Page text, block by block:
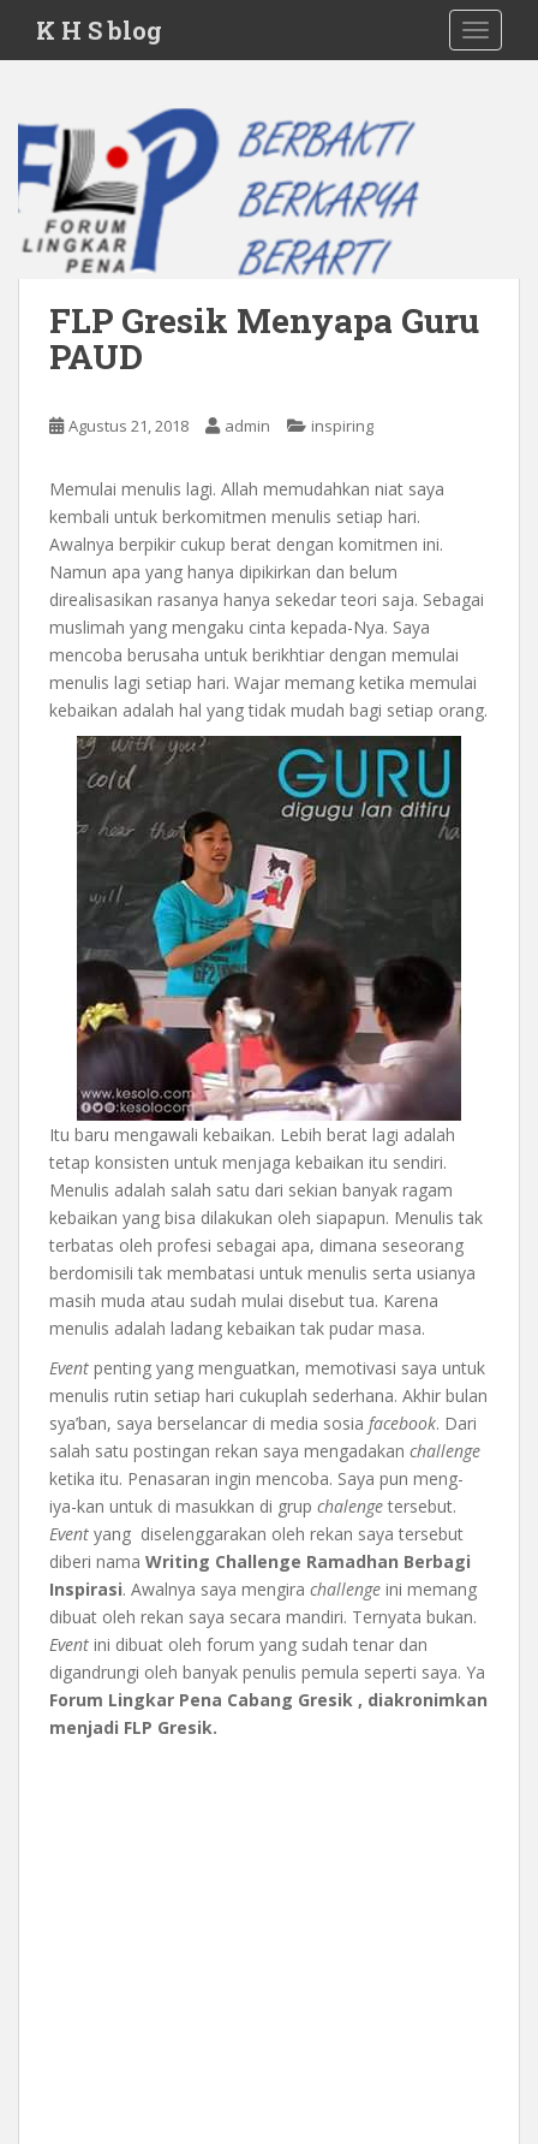
i
K H S blog
FLP Gresik Menyapa Guru
PAUD
Agustus 21, 2018 admin inspiring
Memulai menulis lagi. Allah memudahkan niat saya
kembali untuk berkomitmen menulis setiap hari.
Awalnya berpikir cukup berat dengan komitmen ini.
Namun apa yang hanya dipikirkan dan belum
direalisasikan rasanya hanya sekedar teori saja. Sebagai
muslimah yang mengaku cinta kepada-Nya. Saya
mencoba berusaha untuk berikhtiar dengan memulai
menulis lagi setiap hari. Wajar memang ketika memulai
kebaikan adalah hal yang tidak mudah bagi setiap orang.
Itu baru mengawali kebaikan. Lebih berat lagi adalah
tetap konsisten untuk menjaga kebaikan itu sendiri.
Menulis adalah salah satu dari sekian banyak ragam
kebaikan yang bisa dilakukan oleh siapapun. Menulis tak
terbatas oleh profesi sebagai apa, dimana seseorang
berdomisili tak membatasi untuk menulis serta usianya
masih muda atau sudah mulai disebut tua. Karena
menulis adalah ladang kebaikan tak pudar masa.
Event penting yang menguatkan, memotivasi saya untuk
menulis rutin setiap hari cukuplah sederhana. Akhir bulan
sya’ban, saya berselancar di media sosia facebook. Dari
salah satu postingan rekan saya mengadakan challenge
ketika itu. Penasaran ingin mencoba. Saya pun meng-
iya-kan untuk di masukkan di grup chalenge tersebut.
Event yang diselenggarakan oleh rekan saya tersebut
diberi nama Writing Challenge Ramadhan Berbagi
Inspirasi. Awalnya saya mengira challenge ini memang
dibuat oleh rekan saya secara mandiri. Ternyata bukan.
Event ini dibuat oleh forum yang sudah tenar dan
digandrungi oleh banyak penulis pemula seperti saya. Ya
Forum Lingkar Pena Cabang Gresik , diakronimkan
menjadi FLP Gresik.